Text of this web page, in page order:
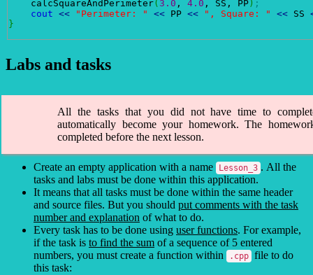
    calcSquareAndPerimeter
( 3.0 , 4.0 , SS, PP ) ;
cout << "Perimeter: " << PP << ", Square: " << SS
}
Labs and tasks
All the tasks that you did not have time to
automatically become your homework. The
completed before the next lesson.
Create an empty application with a name Lesson_3 . All the
tasks and labs must be done within this application.
It means that all tasks must be done within the same header
and source files. But you should put comments with the task
number and explanation of what to do.
Every task has to be done using user functions. For example,
if the task is to find the sum of a sequence of 5 entered
numbers, you must create a function within
.cpp file to do
this task: